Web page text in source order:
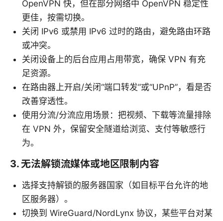
OpenVPN 快，但在部分网络中 OpenVPN 稳定性
更佳，按需切换。
关闭 IPv6 或禁用 IPv6 过时的路由，避免路由环路
或冲突。
关闭设备上的后台应用占用带宽，确保 VPN 有充
足资源。
在路由器上开启/关闭“端口转发”或“UPnP”，看是否
改善穿透性。
使用分流/分流应用场景：把视频、下载等流量排除
在 VPN 外，保留安全隧道给浏览、支付等敏感行
为。
3. 无法解锁流媒体或地区限制内容
选择支持解锁的服务器国家（如目标平台允许的地
区服务器）。
切换到 WireGuard/NordLynx 协议，某些平台对某